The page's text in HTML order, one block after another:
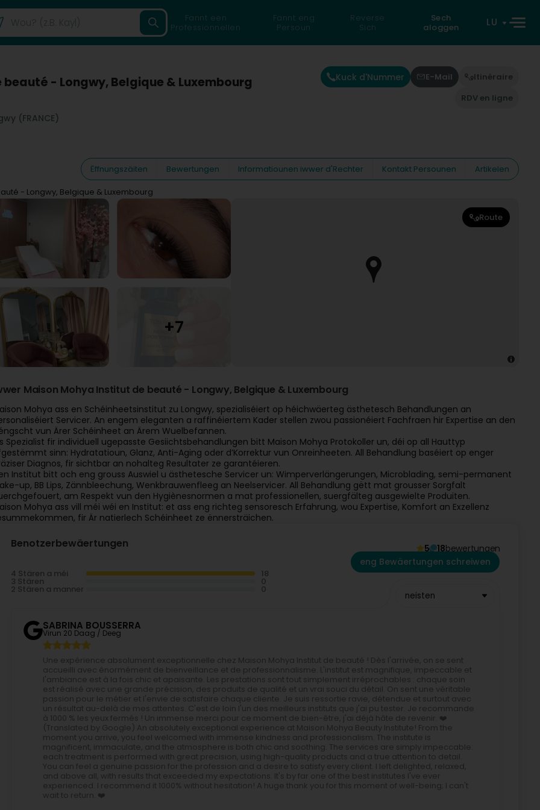
Fannt een
Professionnellen
Fannt eng
Persoun
Reverse
Sich
Sech
aloggen
LU
- Longwy, Belgique & Luxembourg
(FRANCE)
Kuck d'Nummer E-Mail
Itinéraire
RDV en ligne
Ëffnungszäiten Bewertungen Informatiounen iwwer d'Rechter Kontakt Persounen
Artikelen
- Longwy, Belgique & Luxembourg
Route
Maison Mohya Institut de beauté - Longwy, Belgique & Luxembourg
Mohya ass en Schéinheetsinstitut zu Longwy, spezialiséiert op héichwäerteg ästhetesch Behandlungen an
Servicer. An engem eleganten a raffinéiertem Kader stellen zwou passionéiert Fachfraen hir Expertise an den
vun Ärer Schéinheet an Ärem Wuelbefannen.
Spezialist fir individuell ugepasste Gesiichtsbehandlungen bitt Maison Mohya Protokoller un, déi op all Hauttyp
sinn: Hydratatioun, Glanz, Anti-Aging oder d’Korrektur vun Onreinheeten. All Behandlung baséiert op enger
Diagnos, fir sichtbar an nohalteg Resultater ze garantéieren.
Institut bitt och eng grouss Auswiel u ästhetesche Servicer un: Wimperverlängerungen, Microblading, semi-permanent
up, BB Lips, Zännbleechung, Wenkbrauwenfleeg an Neelservicer. All Behandlung gëtt mat grousser Sorgfalt
am Respekt vun den Hygiènesnormen a mat professionellen, suergfälteg ausgewielte Produiten.
Mohya ass vill méi wéi en Institut: et ass eng richteg sensoresch Erfahrung, wou Expertise, Komfort an Exzellenz
fir Är natierlech Schéinheet ze ënnersträichen.
Benotzerbewäertungen 5 18bewertungen
4 Stären a méi
3 Stären
2 Stären a manner
eng Bewäertungen schreiwen
neisten
SABRINA BOUSSERRA
Virun 20 Daag / Deeg
Une expérience absolument exceptionnelle chez Maison Mohya Institut de beauté ! Dès l'arrivée, on se sent
accueilli avec énormément de bienveillance et de professionnalisme. L'institut est magnifique, impeccable et
l'ambiance est à la fois chic et apaisante. Les prestations sont tout simplement irréprochables : chaque soin
est réalisé avec une grande précision, des produits de qualité et un vrai souci du détail. On sent une véritable
passion pour le métier et l'envie de satisfaire chaque cliente. Je suis ressortie ravie, détendue et surtout avec
un résultat au-delà de mes attentes. C'est de loin l'un des meilleurs instituts que j'ai pu tester. Je recommande
à 1000 % les yeux fermés ! Un immense merci pour ce moment de bien-être, j'ai déjà hâte de revenir. ❤️
(Translated by Google) An absolutely exceptional experience at Maison Mohya Beauty Institute! From the
moment you arrive, you feel welcomed with immense kindness and professionalism. The institute is
magnificent, immaculate, and the atmosphere is both chic and soothing. The services are simply impeccable:
each treatment is performed with great precision, using high-quality products and a true attention to detail.
You can feel a genuine passion for the profession and a desire to satisfy every client. I left delighted, relaxed,
and above all, with results that exceeded my expectations. It's by far one of the best institutes I've ever
experienced. I recommend it 1000% without hesitation! A huge thank you for this moment of well-being; I can't
wait to return. ❤️